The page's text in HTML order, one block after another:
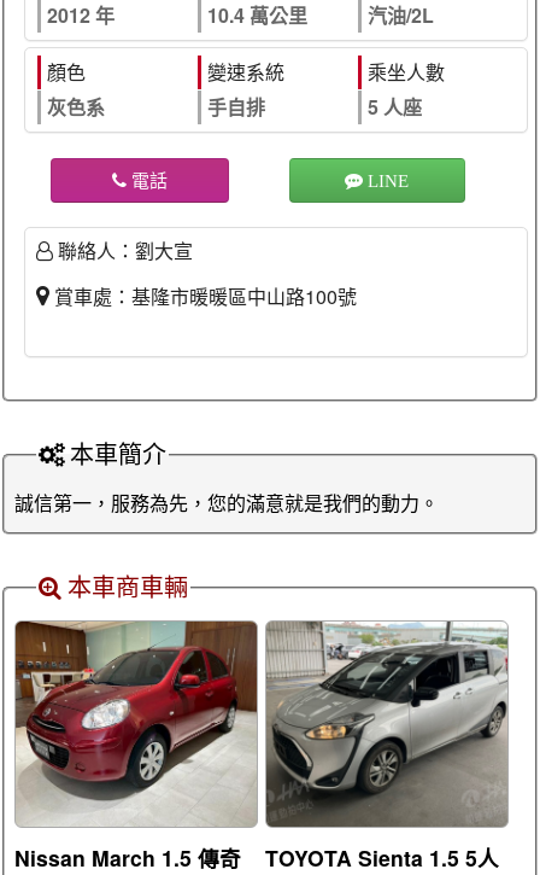
2012 年
10.4 萬公里
汽油/2L
顏色
灰色系
變速系統
手自排
乘坐人數
5 人座
電話 LINE
聯絡人：劉大宣
賞車處：基隆市暖暖區中山路100號
本車簡介
誠信第一，服務為先，您的滿意就是我們的動力。
本車商車輛
Nissan March 1.5 傳奇
TOYOTA Sienta 1.5 5人